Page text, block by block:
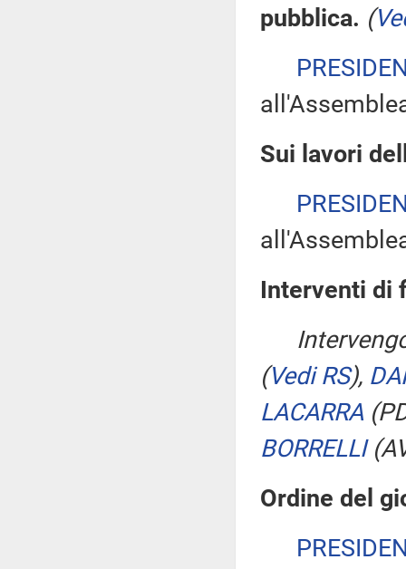
pubblica. (
Sui lavori
Interventi di
(Vedi RS),
LACARRA
BORRELLI
Ordine del